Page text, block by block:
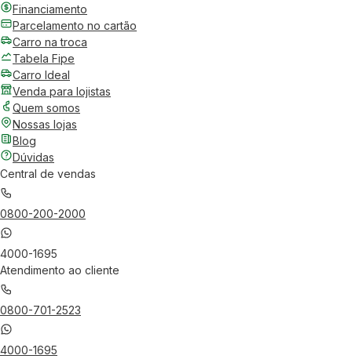
Financiamento
Parcelamento no cartão
Carro na troca
Tabela Fipe
Carro Ideal
Venda para lojistas
Quem somos
Nossas lojas
Blog
Dúvidas
Central de vendas
0800-200-2000
4000-1695
Atendimento ao cliente
0800-701-2523
4000-1695